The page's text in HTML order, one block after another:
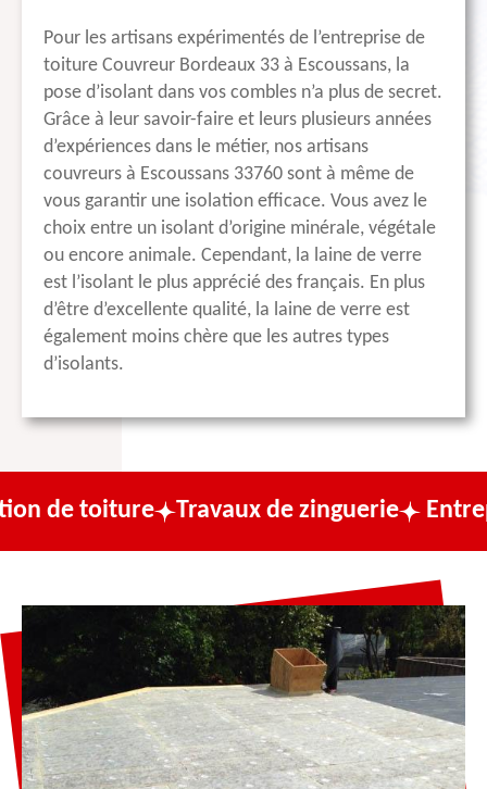
Pour les artisans expérimentés de l’entreprise de
toiture Couvreur Bordeaux 33 à Escoussans, la
pose d’isolant dans vos combles n’a plus de secret.
Grâce à leur savoir-faire et leurs plusieurs années
d’expériences dans le métier, nos artisans
couvreurs à Escoussans 33760 sont à même de
vous garantir une isolation efficace. Vous avez le
choix entre un isolant d’origine minérale, végétale
ou encore animale. Cependant, la laine de verre
est l’isolant le plus apprécié des français. En plus
d’être d’excellente qualité, la laine de verre est
également moins chère que les autres types
d’isolants.
Travaux de zinguerie Entreprise de